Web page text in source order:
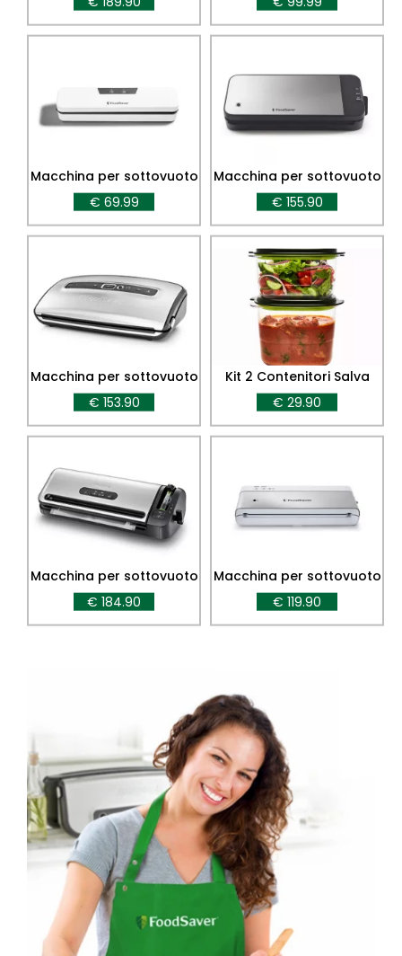
Macchina per sottovuoto
FoodSaver Everyday
VS0290X
€ 69.99
Macchina per sottovuoto
VS2190X
€ 155.90
Macchina per sottovuoto
FFS016X
€ 153.90
Kit 2 Contenitori Salva
Freschezza
2°generazione - 700 ml +
1,2 lt
€ 29.90
Macchina per sottovuoto
FFS017X
€ 184.90
Macchina per sottovuoto
VS0100
€ 119.90